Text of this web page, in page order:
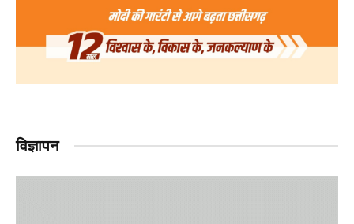
विज्ञापन